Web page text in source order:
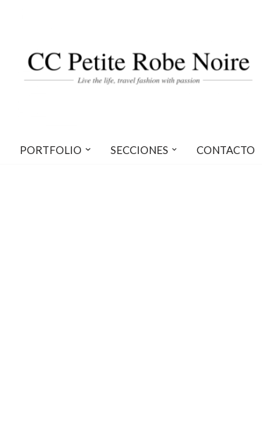
PORTFOLIO SECCIONES CONTACTO